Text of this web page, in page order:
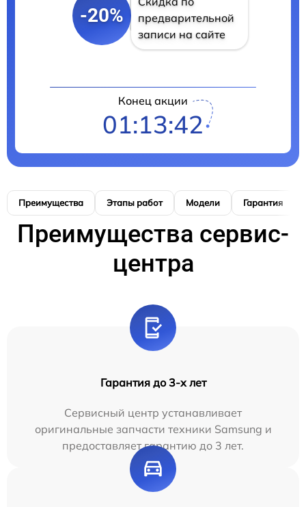
-20%
предварительной
записи на сайте
Конец акции
01:13:41
Преимущества Этапы работ Модели Гарантия
Преимущества сервис-
центра
Гарантия до 3-х лет
Сервисный центр устанавливает
оригинальные запчасти техники Samsung и
предоставляет гарантию до 3 лет.